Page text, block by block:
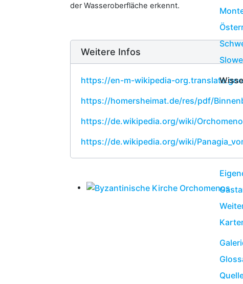
der Wasseroberfläche erkennt.
Weitere Infos
https://en-m-wikipedia-
https://homersheimat.de/res/pdf/
https://de.wikipedia.org/wiki/
https://de.wikipedia.org/wiki/